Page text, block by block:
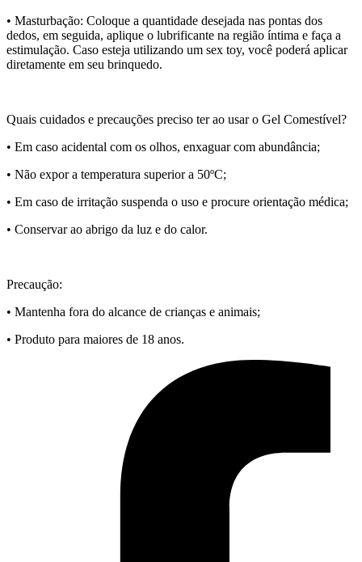
• Masturbação: Coloque a quantidade desejada nas pontas dos
dedos, em seguida, aplique o lubrificante na região íntima e faça a
estimulação. Caso esteja utilizando um sex toy, você poderá aplicar
diretamente em seu brinquedo.
Quais cuidados e precauções preciso ter ao usar o Gel Comestível?
• Em caso acidental com os olhos, enxaguar com abundância;
• Não expor a temperatura superior a 50ºC;
• Em caso de irritação suspenda o uso e procure orientação médica;
• Conservar ao abrigo da luz e do calor.
Precaução:
• Mantenha fora do alcance de crianças e animais;
• Produto para maiores de 18 anos.